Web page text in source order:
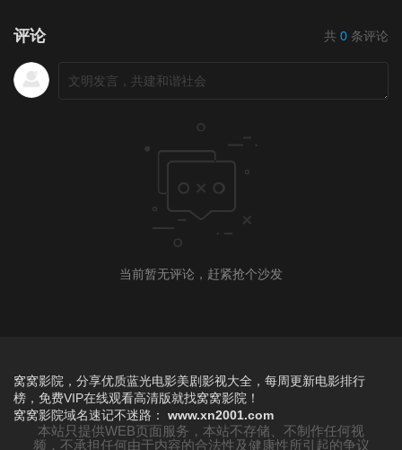
评论 共 0 条评论
当前暂无评论，赶紧抢个沙发
窝窝影院，分享优质蓝光电影美剧影视大全，每周更新电影排行
榜，免费VIP在线观看高清版就找窝窝影院！
窝窝影院域名速记不迷路： www.xn2001.com
本站只提供WEB页面服务，本站不存储、不制作任何视
频，不承担任何由于内容的合法性及健康性所引起的争议